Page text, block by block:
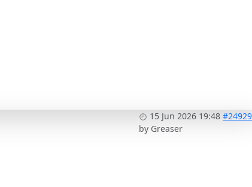
15 Jun 2026 19:48 #24929
by Greaser